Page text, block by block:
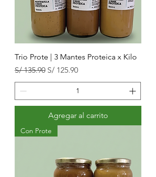
Trio Prote | 3 Mantes Proteica x Kilo
Precio
S/ 135.90 Precio de oferta
S/ 125.90
Agregar al carrito
Con Prote